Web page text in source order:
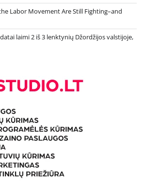
Labor Movement Are Still Fighting–and
laimi 2 iš 3 lenktynių Džordžijos valstijoje,